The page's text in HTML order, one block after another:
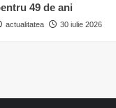
49 de ani
actualitatea 30 iulie 2026